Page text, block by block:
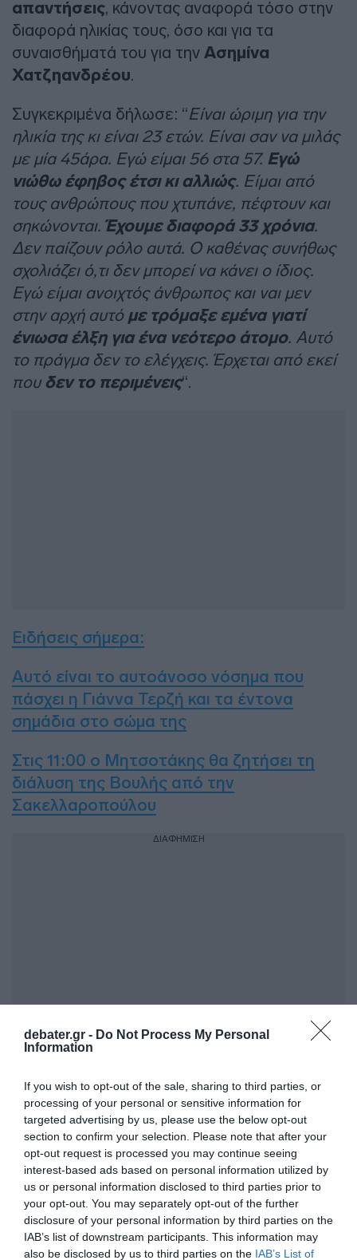
debater.gr - Do Not Process My Personal
Information
If you wish to opt-out of the sale, sharing to third parties, or
processing of your personal or sensitive information for
targeted advertising by us, please use the below opt-out
section to confirm your selection. Please note that after your
opt-out request is processed you may continue seeing
interest-based ads based on personal information utilized by
us or personal information disclosed to third parties prior to
your opt-out. You may separately opt-out of the further
disclosure of your personal information by third parties on the
IAB’s list of downstream participants. This information may
also be disclosed by us to third parties on the IAB’s List of
απαντήσεις, κάνοντας αναφορά τόσο στην
διαφορά ηλικίας τους, όσο και για τα
συναισθήματά του για την Ασημίνα
Χατζηανδρέου.
Συγκεκριμένα δήλωσε: “Είναι ώριμη για την
ηλικία της κι είναι 23 ετών. Είναι σαν να μιλάς
με μία 45άρα. Εγώ είμαι 56 στα 57. Εγώ
νιώθω έφηβος έτσι κι αλλιώς. Είμαι από
τους ανθρώπους που χτυπάνε, πέφτουν και
σηκώνονται. Έχουμε διαφορά 33 χρόνια.
Δεν παίζουν ρόλο αυτά. Ο καθένας συνήθως
σχολιάζει ό,τι δεν μπορεί να κάνει ο ίδιος.
Εγώ είμαι ανοιχτός άνθρωπος και ναι μεν
στην αρχή αυτό με τρόμαξε εμένα γιατί
ένιωσα έλξη για ένα νεότερο άτομο. Αυτό
το πράγμα δεν το ελέγχεις. Έρχεται από εκεί
που δεν το περιμένεις“.
Ειδήσεις σήμερα:
Αυτό είναι το αυτοάνοσο νόσημα που
πάσχει η Γιάννα Τερζή και τα έντονα
σημάδια στο σώμα της
Στις 11:00 ο Μητσοτάκης θα ζητήσει τη
διάλυση της Βουλής από την
Σακελλαροπούλου
ΔΙΑΦΗΜΙΣΗ
πηγή στην Google
Ακολούθησε το debater.gr στοGoogle News
και μάθετε πρώτοι όλες τις ειδήσεις
Share Tweet